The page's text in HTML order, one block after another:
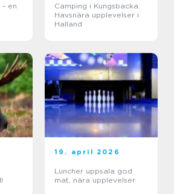
en
Camping i Kungsbacka:
Havsnära upplevelser i
Halland
19. april 2026
Luncher uppsala god
mat, nära upplevelser